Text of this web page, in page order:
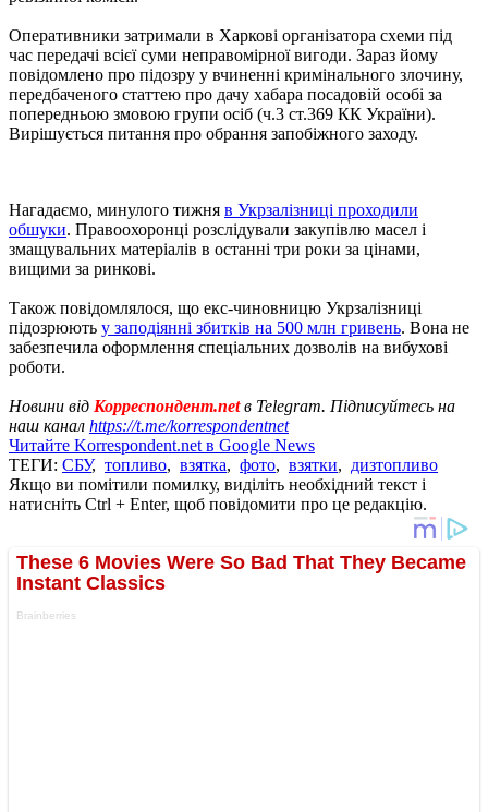
Оперативники затримали в Харкові організатора схеми під
час передачі всієї суми неправомірної вигоди. Зараз йому
повідомлено про підозру у вчиненні кримінального злочину,
передбаченого статтею про дачу хабара посадовій особі за
попередньою змовою групи осіб (ч.3 ст.369 КК України).
Вирішується питання про обрання запобіжного заходу.
Нагадаємо, минулого тижня в Укрзалізниці проходили
обшуки. Правоохоронці розслідували закупівлю масел і
змащувальних матеріалів в останні три роки за цінами,
вищими за ринкові.
Також повідомлялося, що екс-чиновницю Укрзалізниці
підозрюють у заподіянні збитків на 500 млн гривень. Вона не
забезпечила оформлення спеціальних дозволів на вибухові
роботи.
Новини від Корреспондент.netв Telegram. Підписуйтесь на
наш канал https://t.me/korrespondentnet
Читайте Korrespondent.net в Google News
ТЕГИ: СБУ, топливо, взятка, фото, взятки, дизтопливо
Якщо ви помітили помилку, виділіть необхідний текст і
натисніть Ctrl + Enter, щоб повідомити про це редакцію.